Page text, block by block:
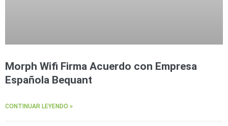
Morph Wifi Firma Acuerdo con Empresa
Española Bequant
CONTINUAR LEYENDO »